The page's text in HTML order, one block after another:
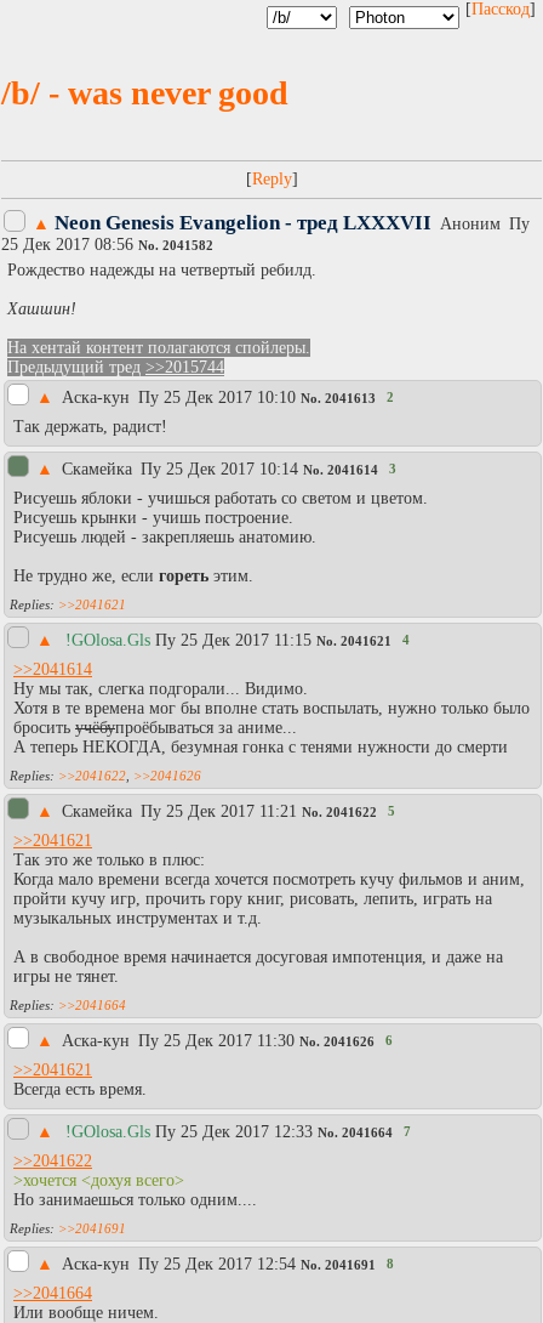
[Пасскод]
/b/ - was never good
[ ]
▲ Neon Genesis Evangelion - тред LXXXVII Аноним Пy
25 Дек 2017 08:56 No. 2041582
Рождество надежды на четвертый ребилд.
Хашшин!
На хентай контент полагаются спойлеры.
Предыдущий тред >>2015744
▲
Аска-кун Пy 25 Дек 2017 10:10 No. 2041613 2
Так держать, радист!
▲ Скамейка Пy 25 Дек 2017 10:14 No. 2041614 3
Рисуешь яблоки - учишься работать со светом и цветом.
Рисуешь крынки - учишь построение.
Рисуешь людей - закрепляешь анатомию.
Не трудно же, если гореть этим.
>>2041621
▲ !GOlosa.Gls Пy 25 Дек 2017 11:15 No. 2041621 4
>>2041614
Ну мы так, слегка подгорали... Видимо.
Хотя в те времена мог бы вполне стать воспылать, нужно только было
бросить учёбупроёбываться за аниме...
А теперь НЕКОГДА, безумная гонка с тенями нужности до смерти
>>2041622 >>2041626
▲ Скамейка Пy 25 Дек 2017 11:21 No. 2041622 5
>>2041621
Так это же только в плюс:
Когда мало времени всегда хочется посмотреть кучу фильмов и аним,
пройти кучу игр, прочить гору книг, рисовать, лепить, играть на
музыкальных инструментах и т.д.
А в свободное время начинается досуговая импотенция, и даже на
игры не тянет.
>>2041664
▲ Аска-кун Пy 25 Дек 2017 11:30 No. 2041626 6
>>2041621
Всегда есть время.
▲ !GOlosa.Gls Пy 25 Дек 2017 12:33 No. 2041664 7
>>2041622
>хочется <дохуя всего>
Но занимаешься только одним....
>>2041691
▲ Аска-кун Пy 25 Дек 2017 12:54 No. 2041691 8
>>2041664
Или вообще ничем.